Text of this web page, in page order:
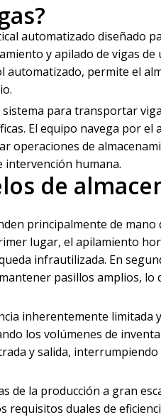
automatizado diseñado
y apilado de vigas
permite el
sistema para transportar
El equipo navega por
operaciones de
humana.
de
principalmente de
lugar, el apilamiento
infrautilizada. En
pasillos amplios, lo
inherentemente limitada
los volúmenes de
y salida,
de la producción a gran
duales de